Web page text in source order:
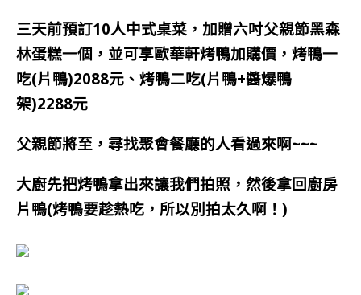
三天前預訂10人中式桌菜，加贈六吋父親節黑森
林蛋糕一個，並可享歐華軒烤鴨加購價，烤鴨一
吃(片鴨)2088元、烤鴨二吃(片鴨+醬爆鴨
架)2288元
父親節將至，尋找聚會餐廳的人看過來啊~~~
大廚先把烤鴨拿出來讓我們拍照，然後拿回廚房
片鴨(烤鴨要趁熱吃，所以別拍太久啊！)